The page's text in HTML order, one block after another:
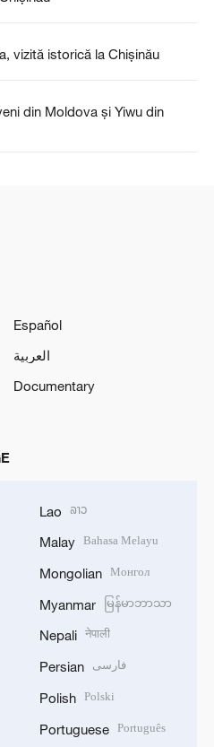
vizită istorică la Chișinău
din Moldova și Yiwu din
Español
العربية
Documentary
Lao ລາວ
Malay Bahasa Melayu
Mongolian Монгол
Myanmar မြန်မာဘာသာ
Nepali नेपाली
Persian فارسی
Polish Polski
Portuguese Português